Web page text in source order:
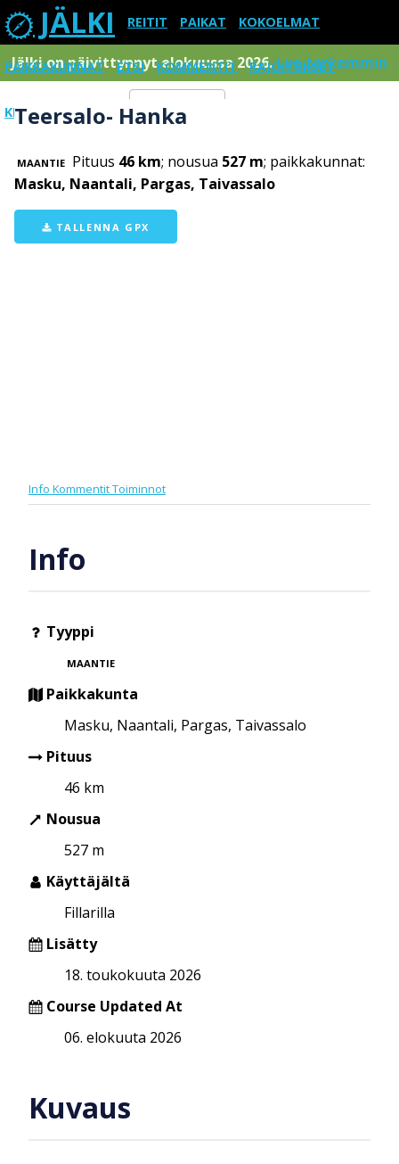
JÄLKI REITIT PAIKAT KOKOELMAT
PAIKKAKUNNAT ETSI KOMMENTIT RAJOITUKSET
KIRJAUDU SISÄÄN Menu
Jälki on päivittynnyt elokuussa 2026.Lue tarkemmin
Teersalo- Hanka
MAANTIE Pituus 46 km; nousua 527 m; paikkakunnat:
Masku, Naantali, Pargas, Taivassalo
TALLENNA GPX
Info KommentitToiminnot
Info
Tyyppi
MAANTIE
Paikkakunta
Masku, Naantali, Pargas, Taivassalo
Pituus
46 km
Nousua
527 m
Käyttäjältä
Fillarilla
Lisätty
18. toukokuuta 2026
Course Updated At
06. elokuuta 2026
Kuvaus